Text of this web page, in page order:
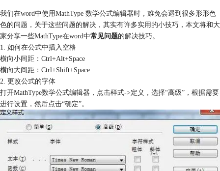
我们在word中使用MathType 数学公式编辑器时，难免会遇到很多形形色
色的问题，关于这些问题的解决，其实有许多实用的小技巧，本文将和大
家分享一些MathType在word中常见问题的解决技巧。
1. 如何在公式中插入空格
横向小间距：Ctrl+Alt+Space
横向大间距：Ctrl+Shift+Space
2. 更改公式的字体
打开MathType数学公式编辑器，点击样式->定义，选择“高级”，根据需要
进行设置，然后点击“确定”。